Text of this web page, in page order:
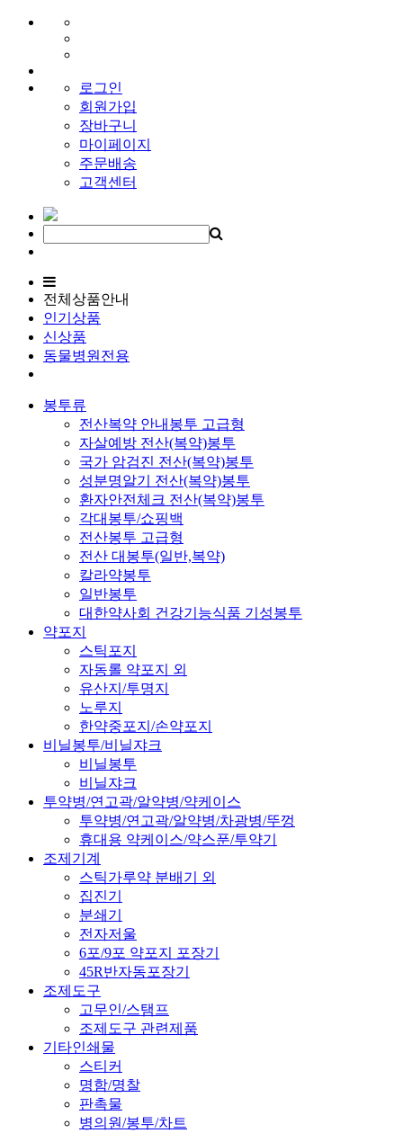
로그인
회원가입
장바구니
마이페이지
주문배송
고객센터
전체상품안내
인기상품
신상품
동물병원전용
봉투류
전산복약 안내봉투 고급형
자살예방 전산(복약)봉투
국가 암검진 전산(복약)봉투
성분명알기 전산(복약)봉투
환자안전체크 전산(복약)봉투
각대봉투/쇼핑백
전산봉투 고급형
전산 대봉투(일반,복약)
칼라약봉투
일반봉투
대한약사회 건강기능식품 기성봉투
약포지
스틱포지
자동롤 약포지 외
유산지/투명지
노루지
한약중포지/손약포지
비닐봉투/비닐쟈크
비닐봉투
비닐쟈크
투약병/연고곽/알약병/약케이스
투약병/연고곽/알약병/차광병/뚜껑
휴대용 약케이스/약스푼/투약기
조제기계
스틱가루약 분배기 외
집진기
분쇄기
전자저울
6포/9포 약포지 포장기
45R반자동포장기
조제도구
고무인/스탬프
조제도구 관련제품
기타인쇄물
스티커
명함/명찰
판촉물
병의원/봉투/차트